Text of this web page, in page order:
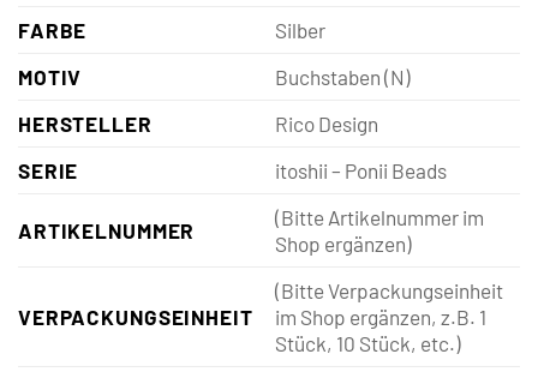
FARBE
Silber
MOTIV
Buchstaben (N)
HERSTELLER
Rico Design
SERIE
itoshii – Ponii Beads
ARTIKELNUMMER
(Bitte Artikelnummer im
Shop ergänzen)
VERPACKUNGSEINHEIT
(Bitte Verpackungseinheit
im Shop ergänzen, z.B. 1
Stück, 10 Stück, etc.)